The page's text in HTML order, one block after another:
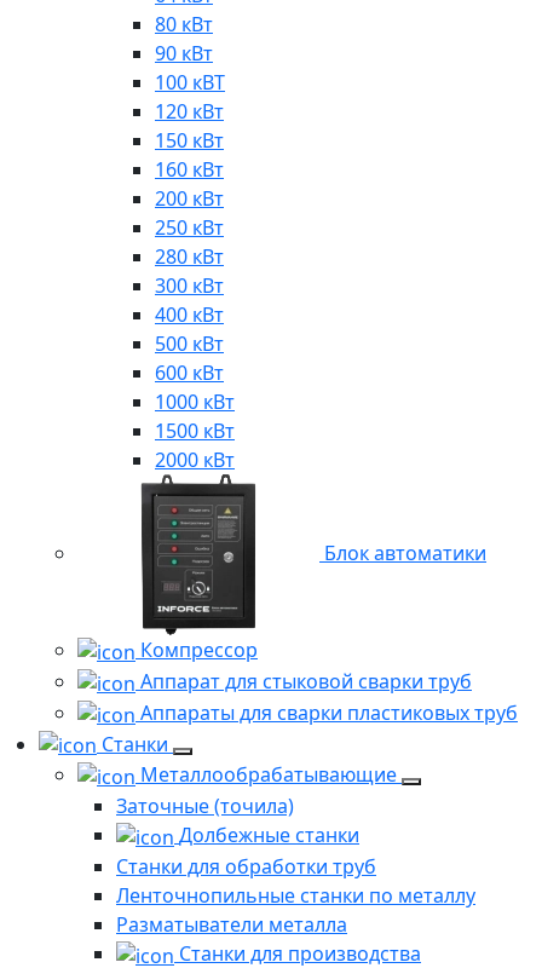
80 кВт
90 кВт
100 кВТ
120 кВт
150 кВт
160 кВт
200 кВт
250 кВт
280 кВт
300 кВт
400 кВт
500 кВт
600 кВт
1000 кВт
1500 кВт
2000 кВт
Блок автоматики
Компрессор
Аппарат для стыковой сварки труб
Аппараты для сварки пластиковых труб
Станки
Металлообрабатывающие
Заточные (точила)
Долбежные станки
Станки для обработки труб
Ленточнопильные станки по металлу
Разматыватели металла
Станки для производства